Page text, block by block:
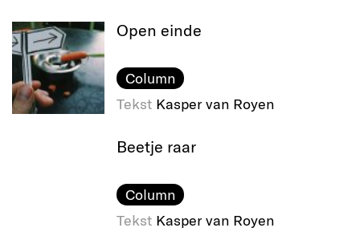
Open einde
Column
Tekst Kasper van Royen
Beetje raar
Column
Tekst Kasper van Royen